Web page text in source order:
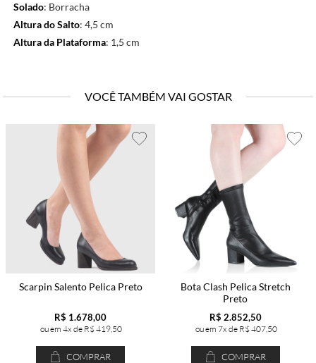
Solado: Borracha
Altura do Salto: 4,5 cm
Altura da Plataforma: 1,5 cm
VOCÊ TAMBÉM VAI GOSTAR
Scarpin Salento Pelica Preto
R$ 1.678,00
4x de R$ 419,50
COMPRAR
Bota Clash Pelica Stretch
Preto
R$ 2.852,50
7x de R$ 407,50
COMPRAR